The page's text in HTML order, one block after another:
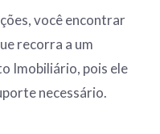
você encontrar
recorra a um
Imobiliário, pois ele
necessário.